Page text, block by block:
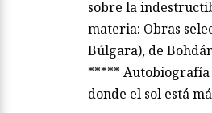
sobre la
materia: Obras
Búlgara), de
***** Autobiografía
donde el sol está